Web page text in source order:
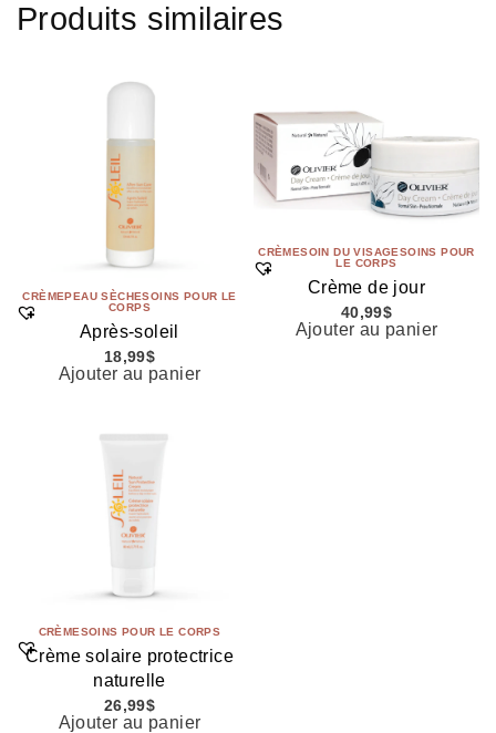
Produits similaires
CRÈMEPEAU SÈCHESOINS POUR LE
CORPS
Après-soleil
18,99$
Ajouter au panier
CRÈMESOIN DU VISAGESOINS POUR
LE CORPS
Crème de jour
40,99$
Ajouter au panier
CRÈMESOINS POUR LE CORPS
Crème solaire protectrice
naturelle
26,99$
Ajouter au panier